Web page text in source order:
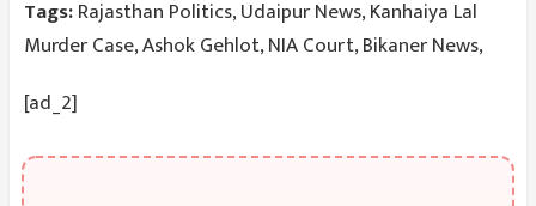
Tags:Rajasthan Politics, Udaipur News, Kanhaiya Lal
Murder Case, Ashok Gehlot, NIA Court, Bikaner News,
[ad_2]